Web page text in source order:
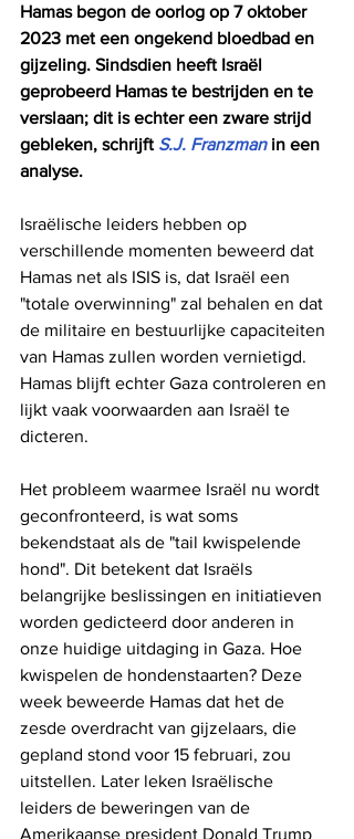
Hamas begon de oorlog op 7 oktober
2023 met een ongekend bloedbad en
gijzeling. Sindsdien heeft Israël
geprobeerd Hamas te bestrijden en te
verslaan; dit is echter een zware strijd
gebleken, schrijft S.J. Franzman in een
analyse.
Israëlische leiders hebben op
verschillende momenten beweerd dat
Hamas net als ISIS is, dat Israël een
"totale overwinning" zal behalen en dat
de militaire en bestuurlijke capaciteiten
van Hamas zullen worden vernietigd.
Hamas blijft echter Gaza controleren en
lijkt vaak voorwaarden aan Israël te
dicteren.
Het probleem waarmee Israël nu wordt
geconfronteerd, is wat soms
bekendstaat als de "tail kwispelende
hond". Dit betekent dat Israëls
belangrijke beslissingen en initiatieven
worden gedicteerd door anderen in
onze huidige uitdaging in Gaza. Hoe
kwispelen de hondenstaarten? Deze
week beweerde Hamas dat het de
zesde overdracht van gijzelaars, die
gepland stond voor 15 februari, zou
uitstellen. Later leken Israëlische
leiders de beweringen van de
Amerikaanse president Donald Trump